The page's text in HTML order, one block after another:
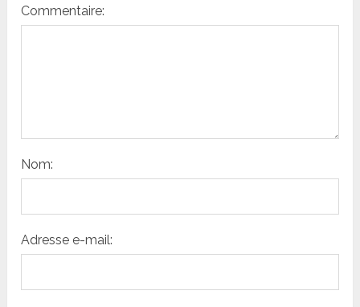
Commentaire:
Nom:
Adresse e-mail: